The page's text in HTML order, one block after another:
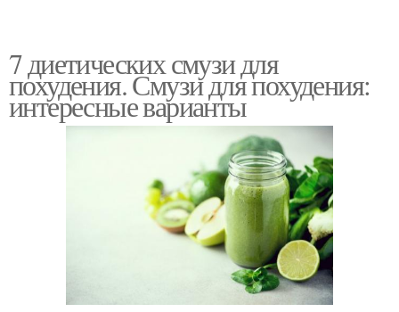
7 диетических смузи для
похудения. Смузи для похудения:
интересные варианты